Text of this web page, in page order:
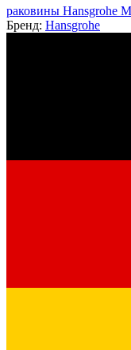
раковины Hansgrohe
Бренд: Hansgrohe